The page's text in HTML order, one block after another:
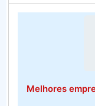
Melhores